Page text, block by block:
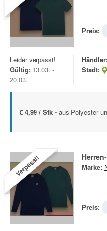
Preis:
Leider verpasst!
Gültig: 13.03. -
20.03.
Händler:
Stadt:
€ 4,99 / Stk - aus Polyester
Verpasst! Marke:
Preis: